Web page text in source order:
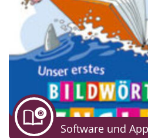
Software und